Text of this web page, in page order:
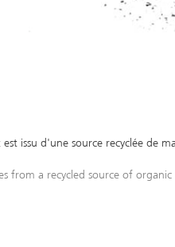
issu d'une source recyclée de
from a recycled source of organic